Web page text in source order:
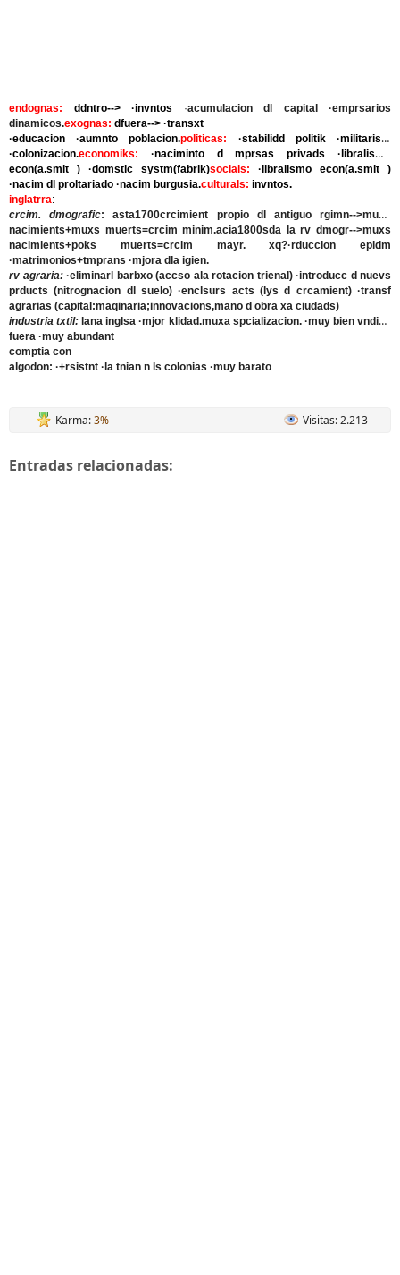
endognas: ddntro--> ·invntos ·acumulacion dl capital ·emprsarios
dinamicos.exognas: dfuera--> ·transxt
·educacion ·aumnto poblacion.politicas: ·stabilidd politik ·militarista
·colonizacion.economiks: ·naciminto d mprsas privads ·libralismo
econ(a.smit ) ·domstic systm(fabrik)socials: ·libralismo econ(a.smit )
·nacim dl proltariado ·nacim burgusia.culturals: invntos.
inglatrra:
crcim. dmografic: asta1700crcimient propio dl antiguo rgimn-->muxs
nacimients+muxs muerts=crcim minim.acia1800sda la rv dmogr-->muxs
nacimients+poks muerts=crcim mayr. xq?·rduccion epidm
·matrimonios+tmprans ·mjora dla igien.
rv agraria:·eliminarl barbxo (accso ala rotacion trienal) ·introducc d nuevs
prducts (nitrognacion dl suelo) ·enclsurs acts (lys d crcamient) ·transf
agrarias (capital:maqinaria;innovacions,mano d obra xa ciudads)
industria txtil: lana inglsa ·mjor klidad.muxa spcializacion. ·muy bien vndida
fuera ·muy abundant
comptia con
algodon: ·+rsistnt ·la tnian n ls colonias ·muy barato
Karma:3% Visitas: 2.213
Entradas relacionadas: